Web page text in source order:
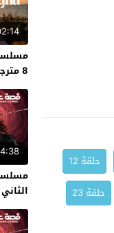
حلقة 12
حلقة 23
8 مترجم
الثاني